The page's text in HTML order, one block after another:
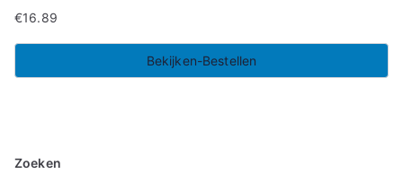
€16.89
Bekijken-Bestellen
Zoeken